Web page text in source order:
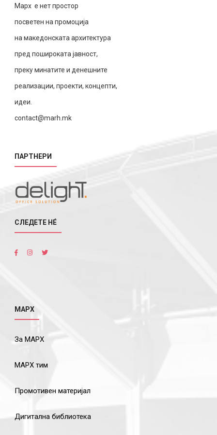
Марх е нет простор
посветен на промоција
на македонската архитектура
пред пошироката јавност,
преку минатите и денешните
реализации, проекти, концепти,
идеи.
contact@marh.mk
ПАРТНЕРИ
СЛЕДЕТЕ НÉ
МАРХ
За МАРХ
МАРХ тим
Промотивен материјал
Дигитална библиотека